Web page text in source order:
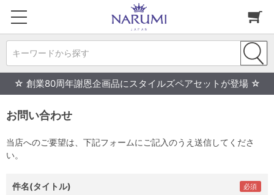
キーワードから探す
☆ 創業80周年謝恩企画品にスタイルズペアセットが登場 ☆
お問い合わせ
当店へのご要望は、下記フォームにご記入のうえ送信してくださ
い。
件名(タイトル)